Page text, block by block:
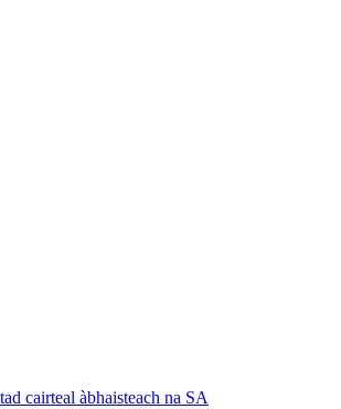
cairteal àbhaisteach na SA